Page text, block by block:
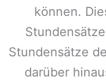
können.
Stundensätze
darüber